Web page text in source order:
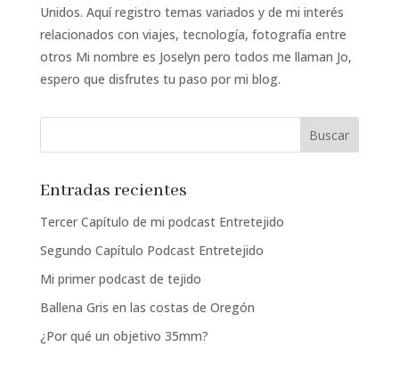
Unidos. Aquí registro temas variados y de mi interés
relacionados con viajes, tecnología, fotografía entre
otros Mi nombre es Joselyn pero todos me llaman Jo,
espero que disfrutes tu paso por mi blog.
Entradas recientes
Tercer Capítulo de mi podcast Entretejido
Segundo Capítulo Podcast Entretejido
Mi primer podcast de tejido
Ballena Gris en las costas de Oregón
¿Por qué un objetivo 35mm?